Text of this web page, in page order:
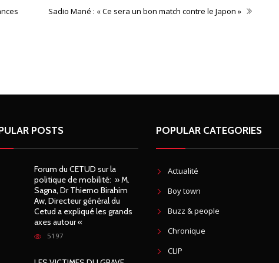
Sadio Mané : « Ce sera un bon match contre le Japon »
POSTS
Forum du CETUD sur la
politique de mobilité: » M.
Sagna, Dr Thierno Birahim
Aw, Directeur général du
Cetud a expliqué les grands
axes autour «
5197
POPULAR CATEGORIES
Actualité
Boy town
Buzz & people
Chronique
CLIP